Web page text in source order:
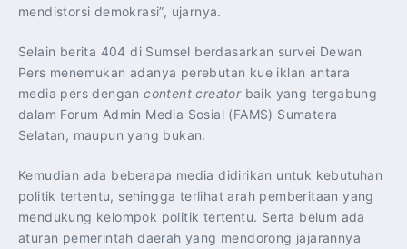
mendistorsi demokrasi”, ujarnya.
Selain berita 404 di Sumsel berdasarkan survei Dewan
Pers menemukan adanya perebutan kue iklan antara
media pers dengancontent creatorbaik yang tergabung
dalam Forum Admin Media Sosial (FAMS) Sumatera
Selatan, maupun yang bukan.
Kemudian ada beberapa media didirikan untuk kebutuhan
politik tertentu, sehingga terlihat arah pemberitaan yang
mendukung kelompok politik tertentu. Serta belum ada
aturan pemerintah daerah yang mendorong jajarannya